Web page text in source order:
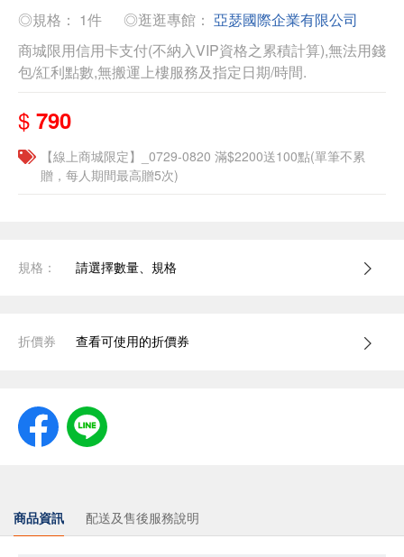
◎規格： 1件 ◎逛逛專館： 亞瑟國際企業有限公司
商城限用信用卡支付(不納入VIP資格之累積計算),無法用錢
包/紅利點數,無搬運上樓服務及指定日期/時間.
$ 790
【線上商城限定】_0729-0820 滿$2200送100點(單筆不累
贈，每人期間最高贈5次)
規格： 請選擇數量、規格
折價券 查看可使用的折價券
商品資訊 配送及售後服務說明